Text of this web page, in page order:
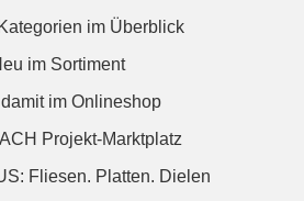
im Überblick
im Sortiment
im Onlineshop
Projekt-Marktplatz
Fliesen. Platten. Dielen